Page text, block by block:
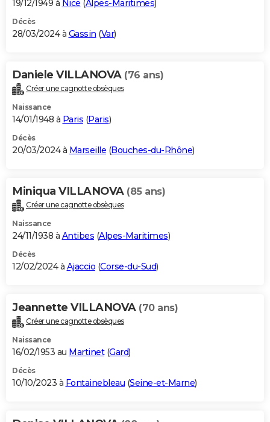
19/12/1949 à Nice (Alpes-Maritimes)
Décès
28/03/2024 à Gassin (Var)
Daniele VILLANOVA (76 ans)
Créer une cagnotte obsèques
Naissance
14/01/1948 à Paris (Paris)
Décès
20/03/2024 à Marseille (Bouches-du-Rhône)
Miniqua VILLANOVA (85 ans)
Créer une cagnotte obsèques
Naissance
24/11/1938 à Antibes (Alpes-Maritimes)
Décès
12/02/2024 à Ajaccio (Corse-du-Sud)
Jeannette VILLANOVA (70 ans)
Créer une cagnotte obsèques
Naissance
16/02/1953 au Martinet(Gard)
Décès
10/10/2023 à Fontainebleau (Seine-et-Marne)